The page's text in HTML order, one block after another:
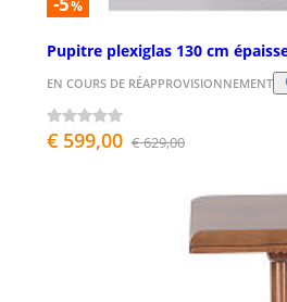
%
Pupitre plexiglas 130 cm
EN COURS DE RÉAPPROVISIONNEMENT
€ 599,00 € 629,00